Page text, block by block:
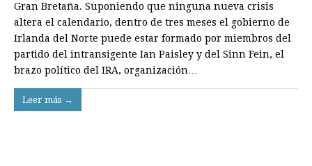
Gran Bretaña. Suponiendo que ninguna nueva crisis
altera el calendario, dentro de tres meses el gobierno de
Irlanda del Norte puede estar formado por miembros del
partido del intransigente Ian Paisley y del Sinn Fein, el
brazo político del IRA, organización…
Leer más →